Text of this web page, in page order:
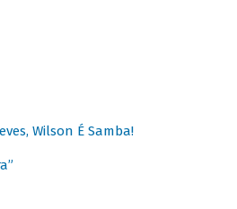
Wilson É Samba!